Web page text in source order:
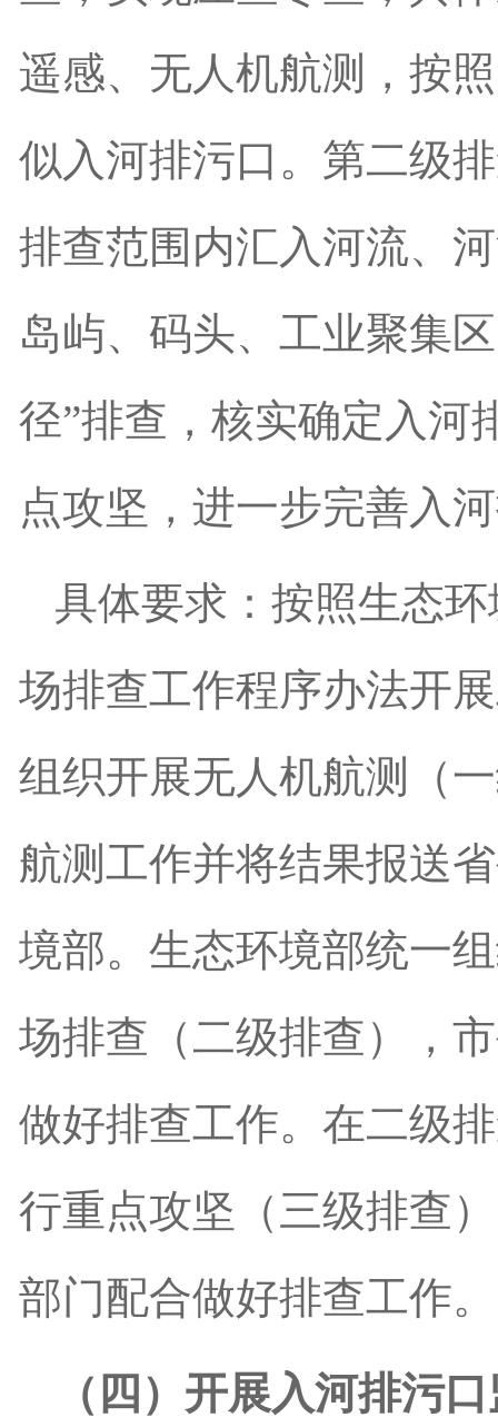
遥感、无人机航测，按照
似入河排污口。第二级
排查范围内汇入河流、
岛屿、码头、工业聚集
径”排查，核实确定入河
点攻坚，进一步完善入
具体要求：按照生态
场排查工作程序办法开
组织开展无人机航测（
航测工作并将结果报送
境部。生态环境部统一
场排查（二级排查），
做好排查工作。在二级
行重点攻坚（三级排查
部门配合做好排查工作。
（四）开展入河排污